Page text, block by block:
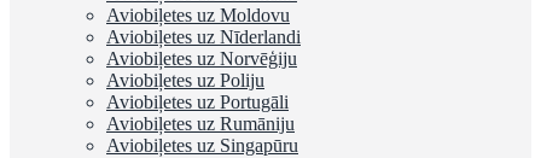
Aviobiļetes uz Moldovu
Aviobiļetes uz Nīderlandi
Aviobiļetes uz Norvēģiju
Aviobiļetes uz Poliju
Aviobiļetes uz Portugāli
Aviobiļetes uz Rumāniju
Aviobiļetes uz Singapūru